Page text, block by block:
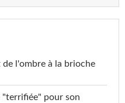
l'ombre à la brioche
"terrifiée" pour son